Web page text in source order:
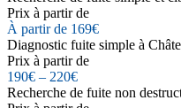
Prix à partir de
À partir de 169€
Diagnostic fuite simple à
Prix à partir de
190€ – 220€
Recherche de fuite non